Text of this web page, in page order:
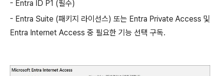
- Entra ID P1 (필수)
- Entra Suite (패키지 라이선스) 또는 Entra Private Access 및
Entra Internet Access 중 필요한 기능 선택 구독.